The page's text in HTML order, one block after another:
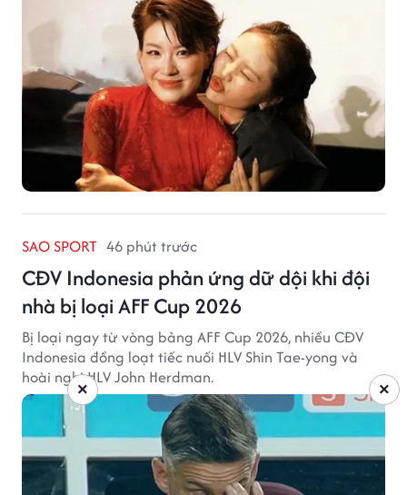
SAO SPORT 46 phút trước
CĐV Indonesia phản ứng dữ dội khi đội
nhà bị loại AFF Cup 2026
Bị loại ngay từ vòng bảng AFF Cup 2026, nhiều CĐV
Indonesia đồng loạt tiếc nuối HLV Shin Tae-yong và
hoài nghi HLV John Herdman.
×
×